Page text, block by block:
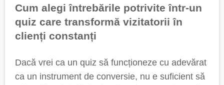
Cum alegi întrebările potrivite într-un
quiz care transformă vizitatorii în
clienți constanți
Dacă vrei ca un quiz să funcționeze cu adevărat
ca un instrument de conversie, nu e suficient să